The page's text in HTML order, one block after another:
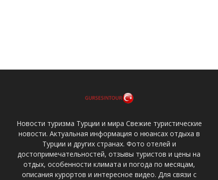
Новости туризма Турции и мира Свежие туристические
новости. Актуальная информация о нюансах отдыха в
Турции и других странах. Фото отелей и
достопримечательностей, отзывы туристов и цены на
отдых, особенности климата и погода по месяцам,
описания курортов и интересное видео. Для связи с